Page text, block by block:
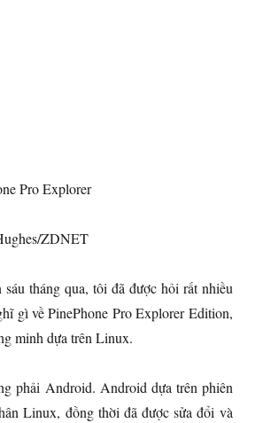
Pro Explorer
ZDNET
tháng qua, tôi đã được hỏi rất nhiều
gì về PinePhone Pro Explorer Edition,
minh dựa trên Linux.
phải Android. Android dựa trên phiên
Linux, đồng thời đã được sửa đổi và